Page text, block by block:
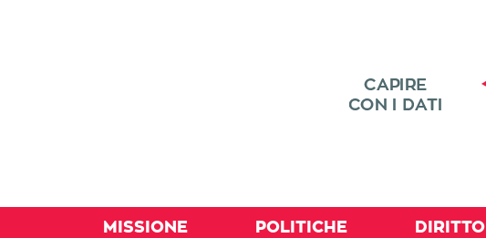
MISSIONE
POLITICHE
DIRITTO